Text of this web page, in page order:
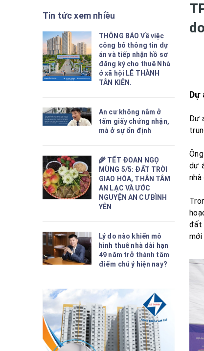
Dự
Dự
dự
đất
mới
Tin tức xem nhiều
THÔNG BÁO Về việc
công bố thông tin dự
án và tiếp nhận hồ sơ
đăng ký cho thuê Nhà
ở xã hội LÊ THÀNH
TÂN KIÊN.
An cư không nằm ở
tấm giấy chứng nhận,
mà ở sự ổn định
🌾 TẾT ĐOAN NGỌ
MÙNG 5/5: ĐẤT TRỜI
GIAO HÒA, THÂN TÂM
AN LẠC VÀ ƯỚC
NGUYỆN AN CƯ BÌNH
YÊN
Lý do nào khiến mô
hình thuê nhà dài hạn
49 năm trở thành tâm
điểm chú ý hiện nay?